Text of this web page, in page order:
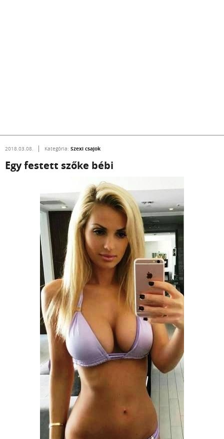
2018.03.08. Kategória: Szexi csajok
Egy festett szőke bébi